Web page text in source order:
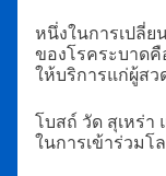
หนึ่งในการเปลี่
ของโรคระบาด
ให้บริการแก่ผู้ส
โบสถ์ วัด สุเหร่า
ในการเข้าร่วมโ